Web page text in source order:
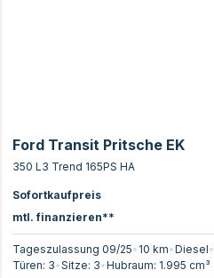
Ford Transit Pritsche EK
350 L3 Trend 165PS HA
Sofortkaufpreis
mtl. finanzieren**
Tageszulassung 09/25• 10 km•Diesel•
Türen: 3•Sitze: 3•Hubraum: 1.995 cm³